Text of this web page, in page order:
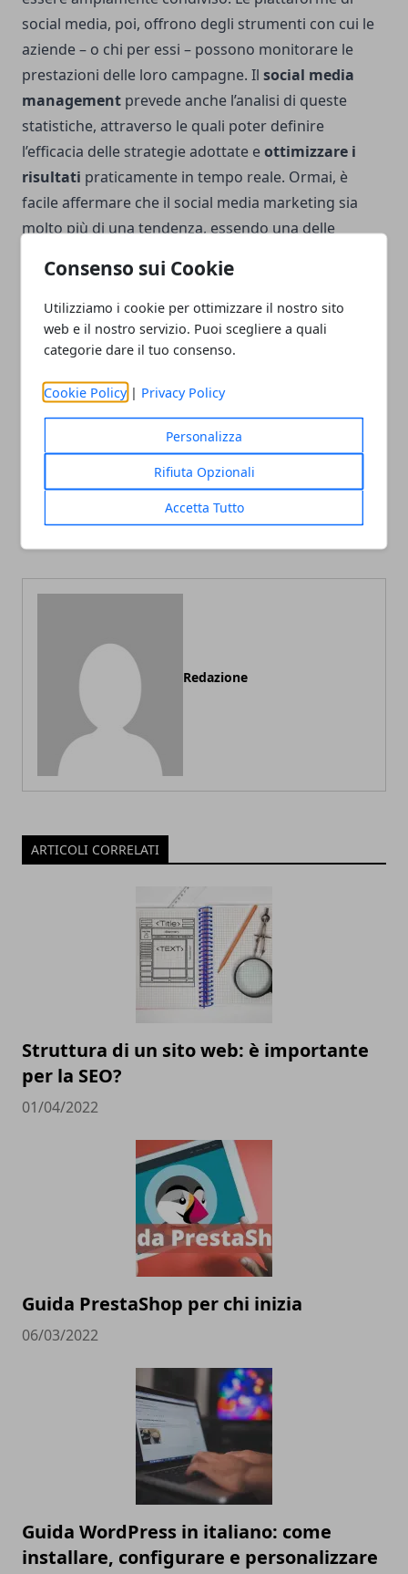
Consenso sui Cookie
Utilizziamo i cookie per ottimizzare il nostro sito
web e il nostro servizio. Puoi scegliere a quali
categorie dare il tuo consenso.
Cookie Policy | Privacy Policy
Personalizza
Rifiuta Opzionali
Accetta Tutto
social media, poi, offrono degli strumenti con cui le
aziende – o chi per essi – possono monitorare le
prestazioni delle loro campagne. Il social media
management prevede anche l’analisi di queste
statistiche, attraverso le quali poter definire
l’efficacia delle strategie adottate eottimizzare i
risultati praticamente in tempo reale. Ormai, è
facile affermare che il social media marketing sia
molto più di una tendenza, essendo una delle
Ascensore, chi l’ha
inventato e quando è nato
Come ristrutturare il
consigli
Redazione
ARTICOLI CORRELATI
Struttura di un sito web: è importante
per la SEO?
01/04/2022
Guida PrestaShop per chi inizia
06/03/2022
Guida WordPress in italiano: come
installare, configurare e personalizzare